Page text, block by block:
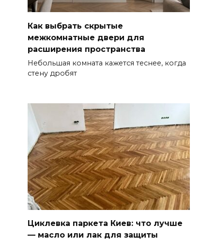
Как выбрать скрытые
межкомнатные двери для
расширения пространства
Небольшая комната кажется теснее, когда
стену дробят
Циклевка паркета Киев: что лучше
— масло или лак для защиты